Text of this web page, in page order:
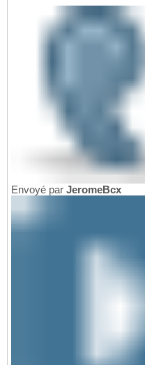
Envoyé par JeromeBcx